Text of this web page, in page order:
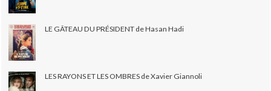
LE GÂTEAU DU PRÉSIDENT de Hasan Hadi
LES RAYONS ET LES OMBRES de Xavier Giannoli